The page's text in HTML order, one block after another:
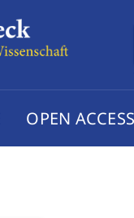
OPEN ACCESS